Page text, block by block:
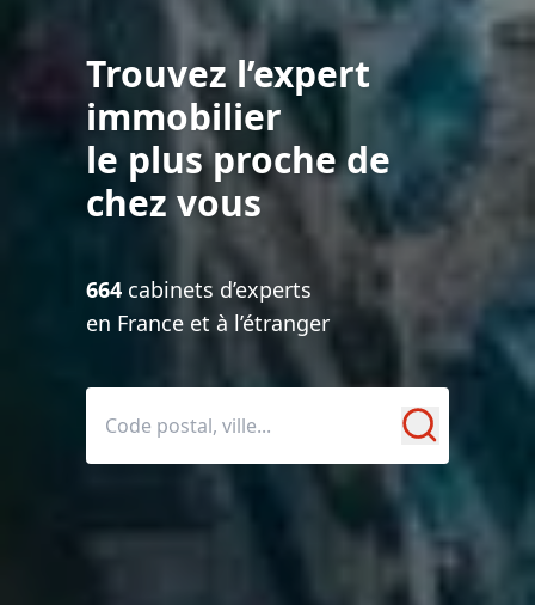
Trouvez l’expert
immobilier
le plus proche de
chez vous
664 cabinets d’experts
en France et à l’étranger